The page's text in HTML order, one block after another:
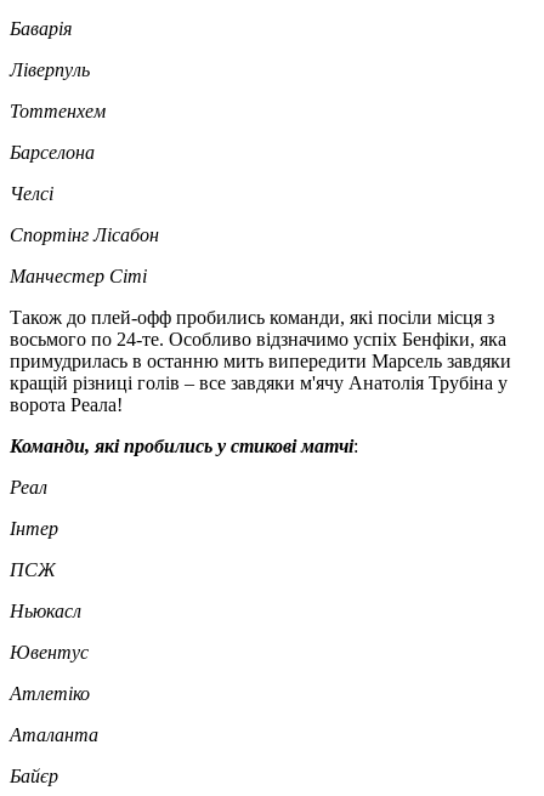
Баварія
Ліверпуль
Тоттенхем
Барселона
Челсі
Спортінг Лісабон
Манчестер Сіті
Також до плей-офф пробились команди, які посіли місця з
восьмого по 24-те. Особливо відзначимо успіх Бенфіки, яка
примудрилась в останню мить випередити Марсель завдяки
кращій різниці голів – все завдяки м'ячу Анатолія Трубіна у
ворота Реала!
Команди, які пробились у стикові матчі:
Реал
Інтер
ПСЖ
Ньюкасл
Ювентус
Атлетіко
Аталанта
Байєр